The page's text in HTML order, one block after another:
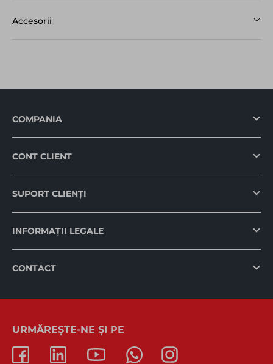
Accesorii
COMPANIA
CONT CLIENT
SUPORT CLIENȚI
INFORMAȚII LEGALE
CONTACT
URMĂREȘTE-NE ȘI PE